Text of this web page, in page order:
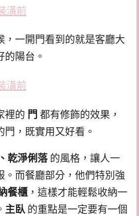
，一開門看到的就是客廳大
的陽台。
裡的 門 都有修飾的效果，
，既實用又好看。
乾淨俐落的風格，讓人一
。而餐廳部分，他們特別強
餐櫃 ，這樣才能輕鬆收納一
主臥 的重點是一定要有一個